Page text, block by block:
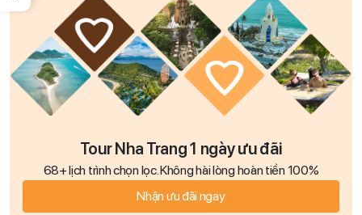
Tour Nha Trang 1 ngày ưu đãi
68+ lịch trình chọn lọc. Không hài lòng hoàn tiền 100%
Nhận ưu đãi ngay